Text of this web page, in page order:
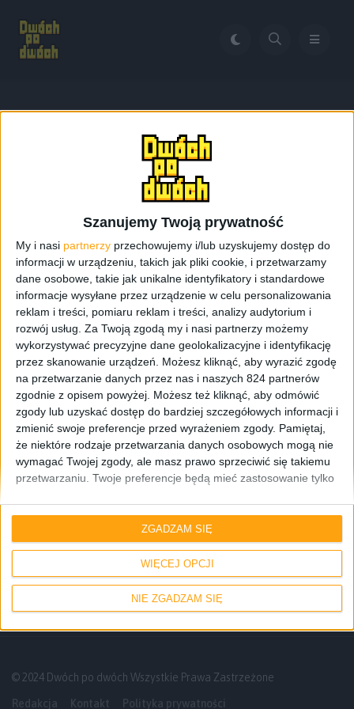
Szanujemy Twoją prywatność
My i nasi partnerzy przechowujemy i/lub uzyskujemy dostęp do
informacji w urządzeniu, takich jak pliki cookie, i przetwarzamy
dane osobowe, takie jak unikalne identyfikatory i standardowe
informacje wysyłane przez urządzenie w celu personalizowania
reklam i treści, pomiaru reklam i treści, analizy audytorium i
rozwój usług. Za Twoją zgodą my i nasi partnerzy możemy
wykorzystywać precyzyjne dane geolokalizacyjne i identyfikację
przez skanowanie urządzeń. Możesz kliknąć, aby wyrazić zgodę
na przetwarzanie danych przez nas i naszych 824 partnerów
zgodnie z opisem powyżej. Możesz też kliknąć, aby odmówić
zgody lub uzyskać dostęp do bardziej szczegółowych informacji i
zmienić swoje preferencje przed wyrażeniem zgody. Pamiętaj,
że niektóre rodzaje przetwarzania danych osobowych mogą nie
wymagać Twojej zgody, ale masz prawo sprzeciwić się takiemu
przetwarzaniu. Twoje preferencje będą mieć zastosowanie tylko
przycisk "Prywatność" na dole strony.
WIĘCEJ OPCJI
NIE ZGADZAM SIĘ
ZGADZAM SIĘ
Galaxy S 4 ceny po 4 miesiącach od premiery
Galaxy S 4 ceny po 4
miesiącach od premiery
Informacje Smartfony
Samsung Galaxy S 4 – jak wyglądają ceny
po 4 miesiącach od premiery?
© 2024 Dwóch po dwóch Wszystkie Prawa Zastrzeżone
Redakcja Kontakt Polityka prywatności